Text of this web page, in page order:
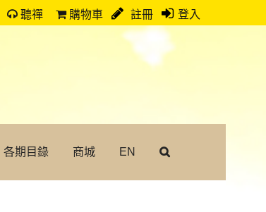
聽禪 購物車 註冊 登入
各期目錄 商城 EN